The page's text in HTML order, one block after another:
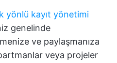
yönlü kayıt yönetimi
genelinde
ve paylaşmanıza
veya projeler